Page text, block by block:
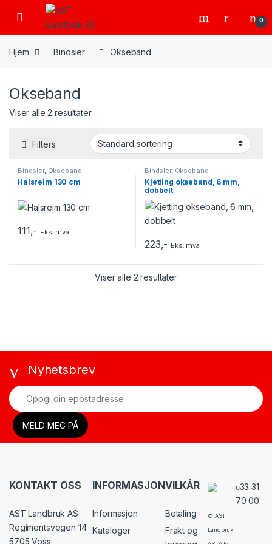
Skip to navigation
Skip to content
Open 0
Hjem Bindsler Okseband
Okseband
Viser alle 2 resultater
Filters
Bindsler, Okseband
Halsreim 130 cm
111,- Eks. mva
Bindsler, Okseband
Kjetting okseband, 6 mm,
dobbelt
223,- Eks. mva
Viser alle 2 resultater
Nyhetsbrev
KONTAKT OSS
AST Landbruk AS
Regimentsvegen 14
5705 Voss
INFORMASJON
Informasjon
Kataloger
VILKÅR
Betaling
Frakt og
© AST
Landbruk
33 31
70 00